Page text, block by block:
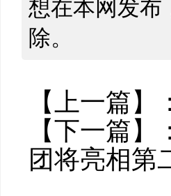
想在本网发布
除。
【上一篇】：
【下一篇】：
团将亮相第